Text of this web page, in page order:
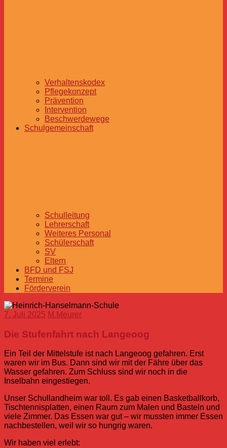
Verhaltenskodex
Pflegekonzept
Prävention
Intervention
Beschwerdewege
Schulgemeinschaft
Schulleitung
Lehrerschaft
Weiteres Personal
Schülerschaft
SV
Eltern
BFD und FSJ
Termine
Förderverein
7. Juli 2025 M.Meurer
Die Stufenfahrt nach Langeoog
Ein Teil der Mittelstufe ist nach Langeoog gefahren. Erst
waren wir im Bus. Dann sind wir mit der Fähre über das
Wasser gefahren. Zum Schluss sind wir noch in die
Inselbahn eingestiegen.
Unser Schullandheim war toll. Es gab einen Basketballkorb,
Tischtennisplatten, einen Raum zum Malen und Basteln und
viele Zimmer. Das Essen war gut – wir mussten immer Essen
nachbestellen, weil wir so hungrig waren.
Wir haben viel erlebt: